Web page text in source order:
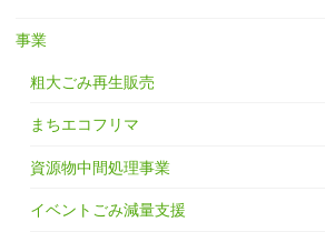
事業
粗大ごみ再生販売
まちエコフリマ
資源物中間処理事業
イベントごみ減量支援